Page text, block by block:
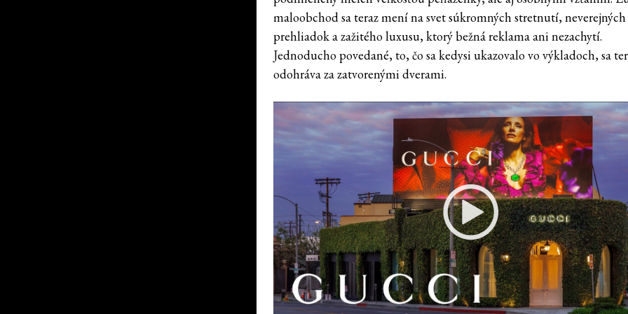
maloobchod sa teraz mení na svet súkromných stretnutí, neverejných
prehliadok a zažitého luxusu, ktorý bežná reklama ani nezachytí.
Jednoducho povedané, to, čo sa kedysi ukazovalo vo výkladoch, sa
odohráva za zatvorenými dverami.